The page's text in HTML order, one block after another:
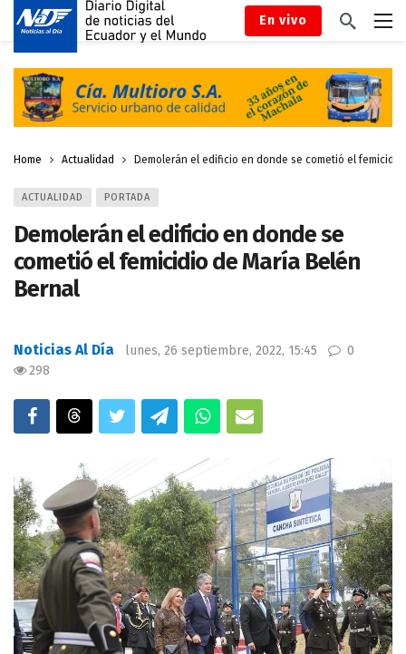
En vivo
Home Actualidad Demolerán el edificio en donde se cometió el femicidio
ACTUALIDAD PORTADA
Demolerán el edificio en donde se
cometió el femicidio de María Belén
Bernal
Noticias Al Día lunes, 26 septiembre, 2022, 15:45
0
298